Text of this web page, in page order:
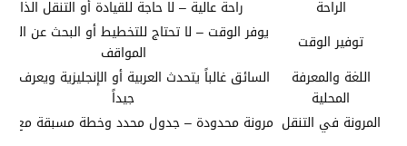
الراحة
راحة عالية – لا حاجة للقيادة أو التنقل الذاتي
توفير الوقت
يوفر الوقت – لا تحتاج للتخطيط أو البحث عن
المواقف
اللغة والمعرفة
المحلية
السائق غالباً يتحدث العربية أو الإنجليزية ويعرف
جيداً
المرونة في التنقل مرونة محدودة – جدول محدد وخطة مسبقة مع